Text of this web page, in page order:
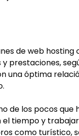
de web hosting
prestaciones,
una óptima
de los pocos que
el tiempo y
como turístico,